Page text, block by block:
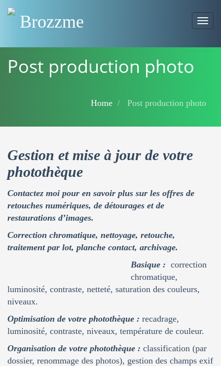
Brozzme
Post production photo
Home Post production photo
Gestion et mise à jour de votre
photothèque
Contactez moi pour en savoir plus sur les offres de
retouches numériques, de détourages et de
restaurations d’images.
Correction chromatique, nettoyage, retouche,
traitement par lot, planche contact, archivage.
Basique : correction
chromatique,
luminosité, contraste, netteté, saturation des couleurs,
niveaux.
Optimisation de votre photothèque : recadrage,
luminosité, contraste, niveaux, température de couleur.
Organisation de votre photothèque : classification (par
dossier, renommage des photos), gestion des champs exif